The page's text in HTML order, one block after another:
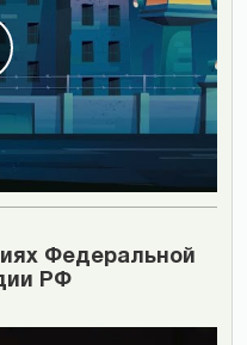
Федеральной
РФ